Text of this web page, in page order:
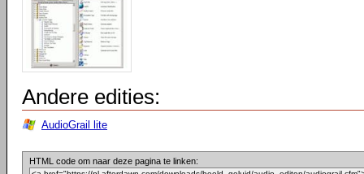
Andere edities:
AudioGrail lite
HTML code om naar deze pagina te linken: